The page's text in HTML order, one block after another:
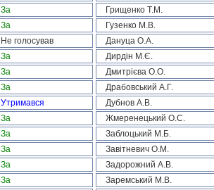
За Грищенко Т.М.
За Гузенко М.В.
Не голосував Дануца О.А.
За Дирдін М.Є.
За Дмитрієва О.О.
За Драбовський А.Г.
Утримався Дубнов А.В.
За Жмеренецький О.С.
За Заблоцький М.Б.
За Завітневич О.М.
За Задорожний А.В.
За Заремський М.В.